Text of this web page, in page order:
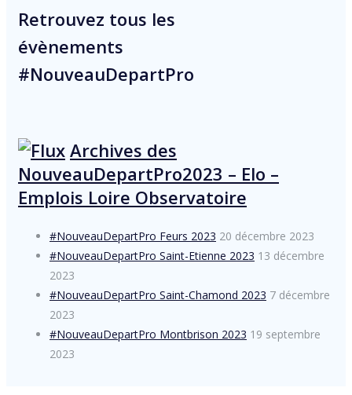
Retrouvez tous les
évènements
#NouveauDepartPro
Archives des
NouveauDepartPro2023 – Elo –
Emplois Loire Observatoire
#NouveauDepartPro Feurs 2023 20 décembre 2023
#NouveauDepartPro Saint-Etienne 2023 13 décembre
2023
#NouveauDepartPro Saint-Chamond 2023 7 décembre
2023
#NouveauDepartPro Montbrison 2023 19 septembre
2023